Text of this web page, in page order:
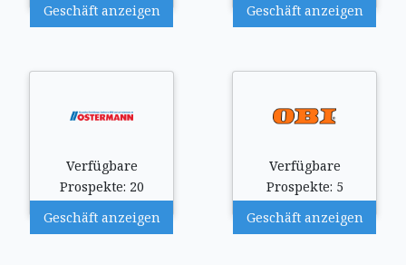
Geschäft anzeigen
Geschäft anzeigen
Verfügbare
Prospekte: 20
Geschäft anzeigen
Verfügbare
Prospekte: 5
Geschäft anzeigen